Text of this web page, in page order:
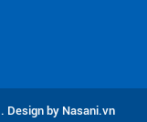
Design by Nasani.vn